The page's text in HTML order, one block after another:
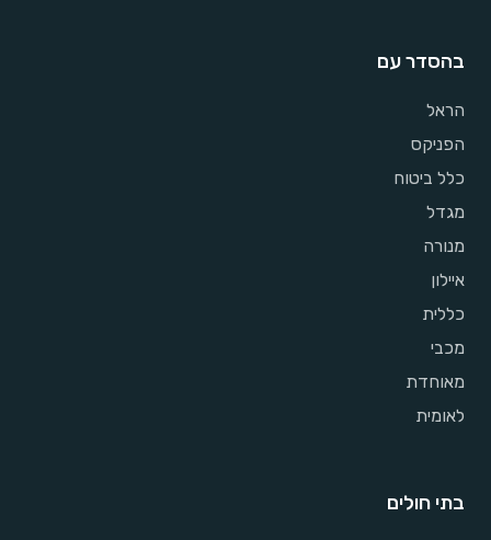
בהסדר עם
הראל
הפניקס
כלל ביטוח
מגדל
מנורה
איילון
כללית
מכבי
מאוחדת
לאומית
בתי חולים